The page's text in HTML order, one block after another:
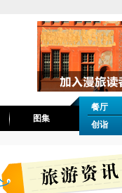
餐厅
创诣
图集